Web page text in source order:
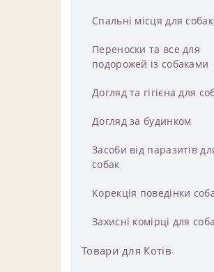
Миски підлогові для собак
Миски на підставці для
Килимки під миски для
Контейнери для зберігання
собак
годування собак
Спальні місця для собак
Переноски та все для
подорожей із собаками
Догляд та гігієна для
Догляд за будинком
Засоби для догляду за
будинком
Засоби від паразитів
собак
Корекція поведінки
Захисні комірці для
Товари для Котів